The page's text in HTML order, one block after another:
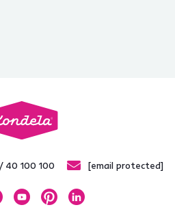
40 100 100 [email protected]